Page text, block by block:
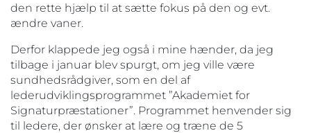
den rette hjælp til at sætte fokus på den og evt.
ændre vaner.
Derfor klappede jeg også i mine hænder, da jeg
tilbage i januar blev spurgt, om jeg ville være
sundhedsrådgiver, som en del af
lederudviklingsprogrammet ”Akademiet for
Signaturpræstationer”. Programmet henvender sig
til ledere, der ønsker at lære og træne de 5